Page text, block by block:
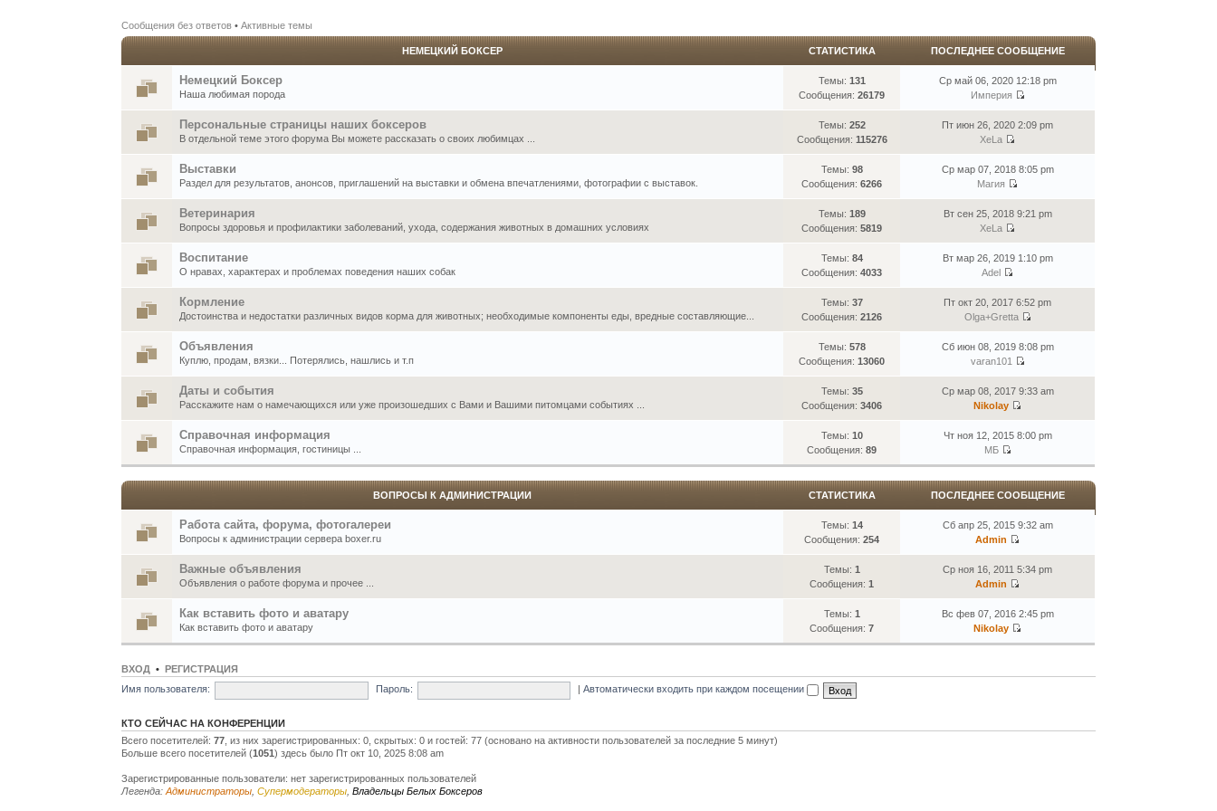
Сообщения без ответов •Активные темы
НЕМЕЦКИЙ БОКСЕР СТАТИСТИКА ПОСЛЕДНЕЕ СООБЩЕНИЕ
Немецкий Боксер
Наша любимая порода
Темы: 131
Сообщения:26179
Ср май 06, 2020 12:18 pm
Империя
Персональные страницы наших боксеров
В отдельной теме этого форума Вы можете рассказать о своих любимцах ...
Темы: 252
Сообщения: 115276
Пт июн 26, 2020 2:09 pm
XeLa
Выставки
Раздел для результатов, анонсов, приглашений на выставки и обмена впечатлениями, фотографии с выставок.
Темы: 98
Сообщения:6266
Ср мар 07, 2018 8:05 pm
Магия
Ветеринария
Вопросы здоровья и профилактики заболеваний, ухода, содержания животных в домашних условиях
Темы: 189
Сообщения:5819
Вт сен 25, 2018 9:21 pm
XeLa
Воспитание
О нравах, характерах и проблемах поведения наших собак
Темы: 84
Сообщения:4033
Вт мар 26, 2019 1:10 pm
Adel
Кормление
Достоинства и недостатки различных видов корма для животных; необходимые компоненты еды, вредные составляющие...
Темы: 37
Сообщения:2126
Пт окт 20, 2017 6:52 pm
Olga+Gretta
Объявления
Куплю, продам, вязки... Потерялись, нашлись и т.п
Темы: 578
Сообщения:13060
Сб июн 08, 2019 8:08 pm
varan101
Даты и события
Расскажите нам о намечающихся или уже произошедших с Вами и Вашими питомцами событиях ...
Темы: 35
Сообщения:3406
Ср мар 08, 2017 9:33 am
Nikolay
Справочная информация
Справочная информация, гостиницы ...
Темы: 10
Сообщения:89
Чт ноя 12, 2015 8:00 pm
МБ
ВОПРОСЫ К АДМИНИСТРАЦИИ СТАТИСТИКА ПОСЛЕДНЕЕ СООБЩЕНИЕ
Работа сайта, форума, фотогалереи
Вопросы к администрации сервера boxer.ru
Темы: 14
Сообщения:254
Сб апр 25, 2015 9:32 am
Admin
Важные объявления
Объявления о работе форума и прочее ...
Темы: 1
Сообщения:1
Ср ноя 16, 2011 5:34 pm
Admin
Как вставить фото и аватару
Как вставить фото и аватару
Темы: 1
Сообщения:7
Вс фев 07, 2016 2:45 pm
Nikolay
ВХОД •РЕГИСТРАЦИЯ
Имя пользователя:
Пароль: Автоматически входить при каждом посещении
КТО СЕЙЧАС НА КОНФЕРЕНЦИИ
Всего посетителей:77 , из них зарегистрированных: 0, скрытых: 0 и гостей: 77 (основано на активности пользователей за последние 5 минут)
Больше всего посетителей (1051) здесь было Пт окт 10, 2025 8:08 am
Зарегистрированные пользователи: нет зарегистрированных пользователей
Легенда:Администраторы ,Супермодераторы ,Владельцы Белых Боксеров